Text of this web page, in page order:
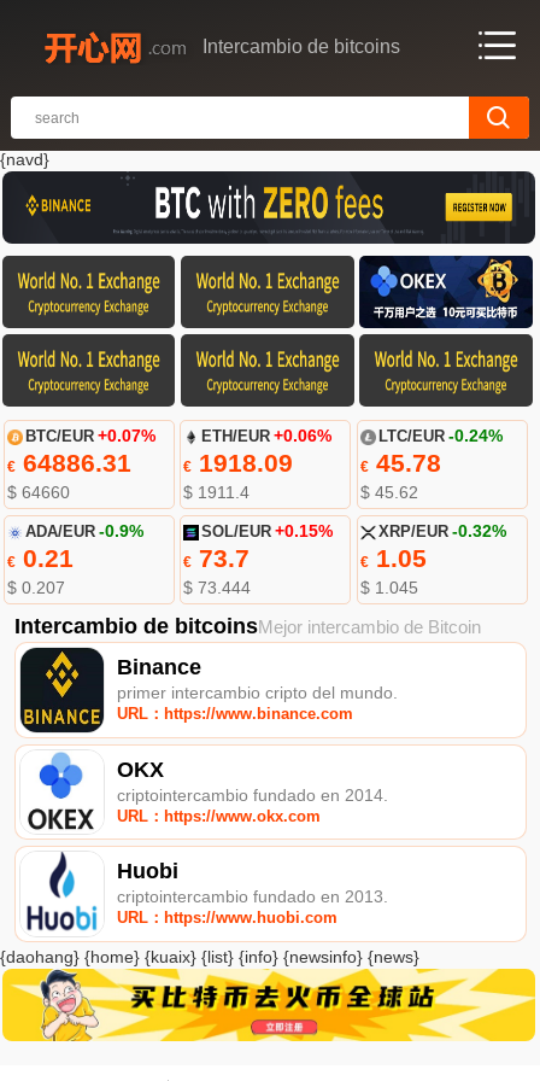
Intercambio de bitcoins
{navd}
BTC/EUR +0.07%
€64886.31
$ 64660
ETH/EUR +0.06%
€ 1918.09
$ 1911.4
LTC/EUR -0.24%
€45.78
$ 45.62
ADA/EUR -0.9%
€0.21
$ 0.207
SOL/EUR +0.15%
€ 73.7
$ 73.444
XRP/EUR -0.32%
€1.05
$ 1.045
Intercambio de bitcoinsMejor intercambio de Bitcoin
Binance
primer intercambio cripto del mundo.
URL：https://www.binance.com
OKX
criptointercambio fundado en 2014.
URL：https://www.okx.com
Huobi
criptointercambio fundado en 2013.
URL：https://www.huobi.com
{daohang} {home} {kuaix} {list} {info} {newsinfo} {news}